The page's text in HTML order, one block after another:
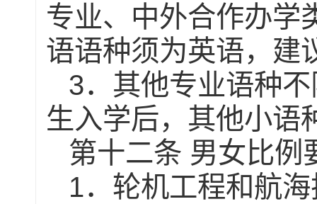
专业、中外合作办学
语语种须为英语，建
3．其他专业语种
生入学后，其他小语
第十二条 男女比例
1．轮机工程和航